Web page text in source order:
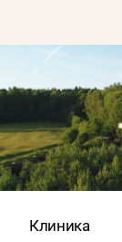
Клиника